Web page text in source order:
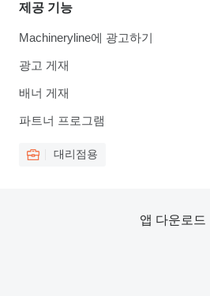
제공 기능
Machineryline에 광고하기
광고 게재
배너 게재
파트너 프로그램
대리점용
앱 다운로드